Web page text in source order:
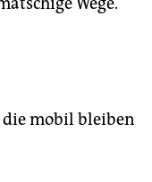
mobil bleiben